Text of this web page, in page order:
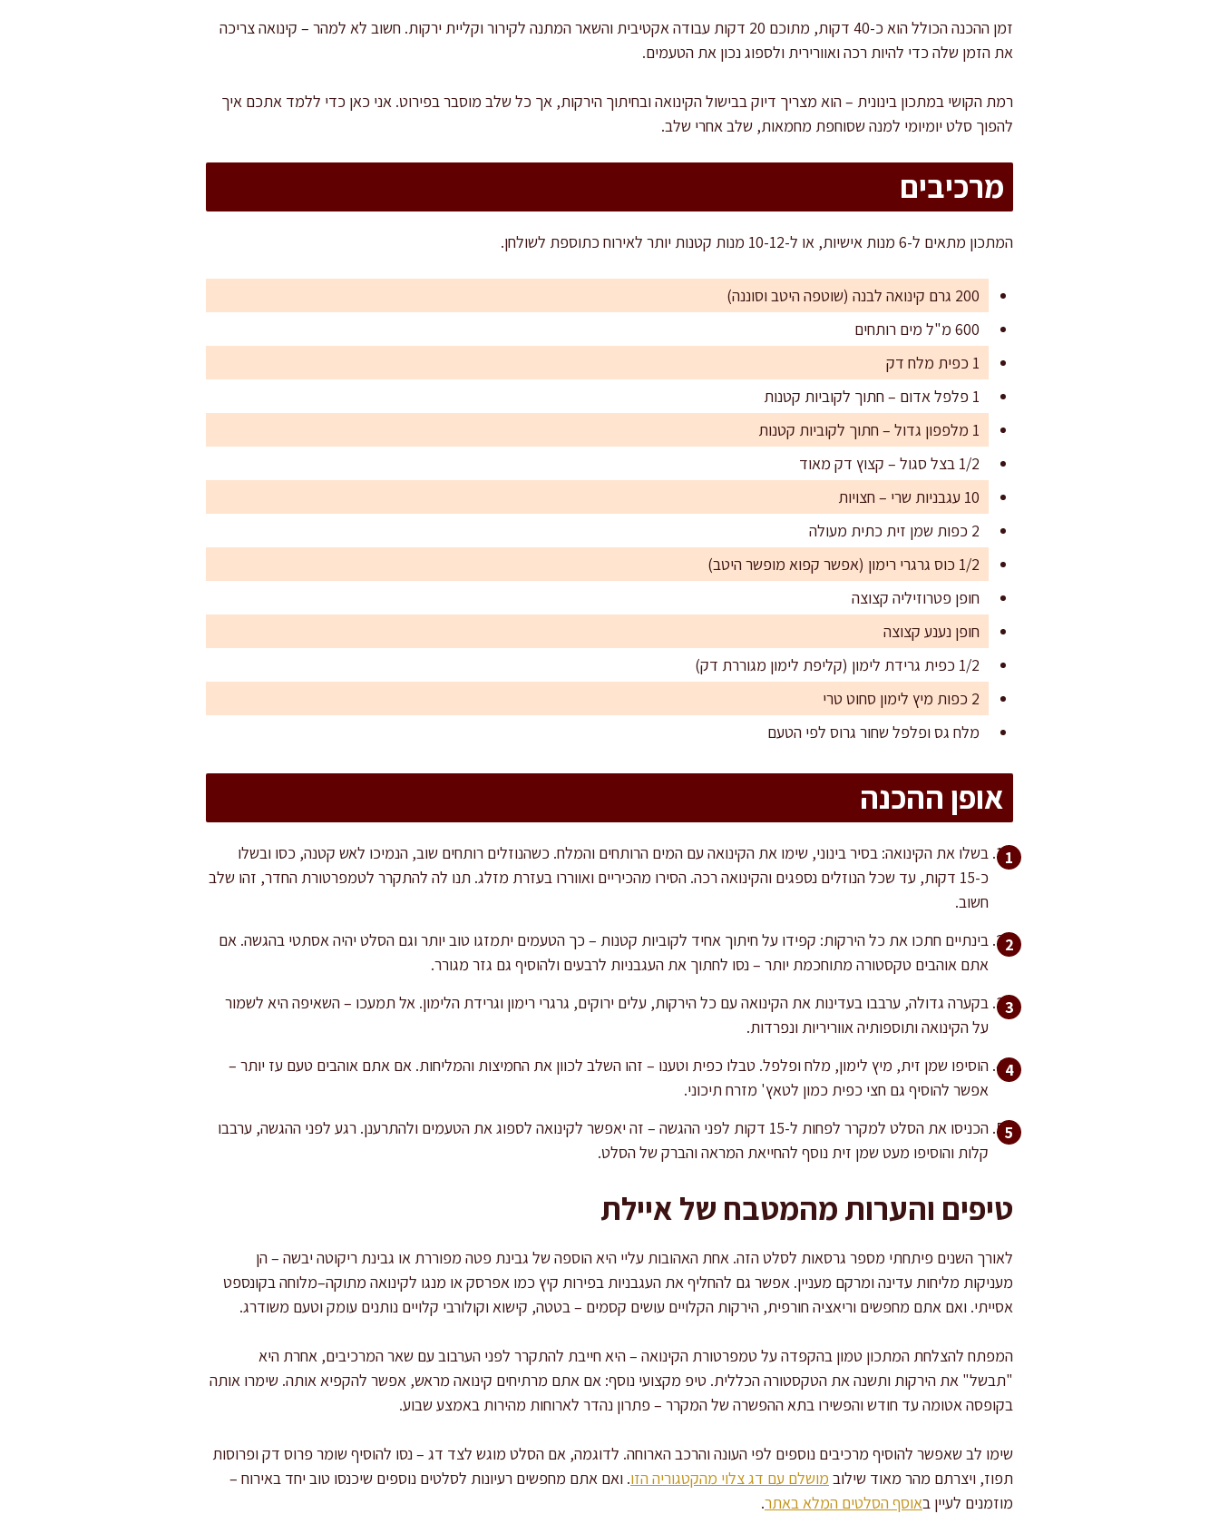
זמן ההכנה הכולל הוא כ-40 דקות, מתוכם 20 דקות עבודה אקטיבית והשאר המתנה לקירור וקליית ירקות. חשוב לא למהר – קינואה צריכה
את הזמן שלה כדי להיות רכה ואוורירית ולספוג נכון את הטעמים.
רמת הקושי במתכון בינונית – הוא מצריך דיוק בבישול הקינואה ובחיתוך הירקות, אך כל שלב מוסבר בפירוט. אני כאן כדי ללמד אתכם איך
להפוך סלט יומיומי למנה שסוחפת מחמאות, שלב אחרי שלב.
מרכיבים
המתכון מתאים ל-6 מנות אישיות, או ל-10-12 מנות קטנות יותר לאירוח כתוספת לשולחן.
200 גרם קינואה לבנה (שוטפה היטב וסוננה)
600 מ"ל מים רותחים
1 כפית מלח דק
1 פלפל אדום – חתוך לקוביות קטנות
1 מלפפון גדול – חתוך לקוביות קטנות
1/2 בצל סגול – קצוץ דק מאוד
10 עגבניות שרי – חצויות
2 כפות שמן זית כתית מעולה
1/2 כוס גרגרי רימון (אפשר קפוא מופשר היטב)
חופן פטרוזיליה קצוצה
חופן נענע קצוצה
1/2 כפית גרידת לימון (קליפת לימון מגוררת דק)
2 כפות מיץ לימון סחוט טרי
מלח גס ופלפל שחור גרוס לפי הטעם
אופן ההכנה
בשלו את הקינואה: בסיר בינוני, שימו את הקינואה עם המים הרותחים והמלח. כשהנוזלים רותחים שוב, הנמיכו לאש קטנה, כסו ובשלו
כ-15 דקות, עד שכל הנוזלים נספגים והקינואה רכה. הסירו מהכיריים ואווררו בעזרת מזלג. תנו לה להתקרר לטמפרטורת החדר, זהו שלב
חשוב.
בינתיים חתכו את כל הירקות: קפידו על חיתוך אחיד לקוביות קטנות – כך הטעמים יתמזגו טוב יותר וגם הסלט יהיה אסתטי בהגשה. אם
אתם אוהבים טקסטורה מתוחכמת יותר – נסו לחתוך את העגבניות לרבעים ולהוסיף גם גזר מגורר.
בקערה גדולה, ערבבו בעדינות את הקינואה עם כל הירקות, עלים ירוקים, גרגרי רימון וגרידת הלימון. אל תמעכו – השאיפה היא לשמור
על הקינואה ותוספותיה אווריריות ונפרדות.
הוסיפו שמן זית, מיץ לימון, מלח ופלפל. טבלו כפית וטענו – זהו השלב לכוון את החמיצות והמליחות. אם אתם אוהבים טעם עז יותר –
אפשר להוסיף גם חצי כפית כמון לטאץ' מזרח תיכוני.
הכניסו את הסלט למקרר לפחות ל-15 דקות לפני ההגשה – זה יאפשר לקינואה לספוג את הטעמים ולהתרענן. רגע לפני ההגשה, ערבבו
קלות והוסיפו מעט שמן זית נוסף להחייאת המראה והברק של הסלט.
טיפים והערות מהמטבח של איילת
לאורך השנים פיתחתי מספר גרסאות לסלט הזה. אחת האהובות עליי היא הוספה של גבינת פטה מפוררת או גבינת ריקוטה יבשה – הן
מעניקות מליחות עדינה ומרקם מעניין. אפשר גם להחליף את העגבניות בפירות קיץ כמו אפרסק או מנגו לקינואה מתוקה–מלוחה בקונספט
אסייתי. ואם אתם מחפשים וריאציה חורפית, הירקות הקלויים עושים קסמים – בטטה, קישוא וקולורבי קלויים נותנים עומק וטעם משודרג.
המפתח להצלחת המתכון טמון בהקפדה על טמפרטורת הקינואה – היא חייבת להתקרר לפני הערבוב עם שאר המרכיבים, אחרת היא
"תבשל" את הירקות ותשנה את הטקסטורה הכללית. טיפ מקצועי נוסף: אם אתם מרתיחים קינואה מראש, אפשר להקפיא אותה. שימרו אותה
בקופסה אטומה עד חודש והפשירו בתא ההפשרה של המקרר – פתרון נהדר לארוחות מהירות באמצע שבוע.
שימו לב שאפשר להוסיף מרכיבים נוספים לפי העונה והרכב הארוחה. לדוגמה, אם הסלט מוגש לצד דג – נסו להוסיף שומר פרוס דק ופרוסות
תפוז, ויצרתם מהר מאוד שילוב מושלם עם דג צלוי מהקטגוריה הזו. ואם אתם מחפשים רעיונות לסלטים נוספים שיכנסו טוב יחד באירוח –
מוזמנים לעיין באוסף הסלטים המלא באתר.